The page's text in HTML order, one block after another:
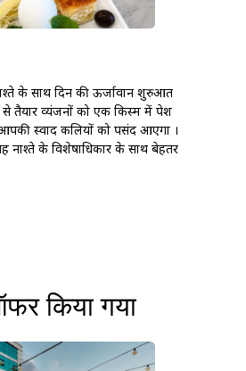
के साथ दिन की ऊर्जावान शुरुआत
से तैयार व्यंजनों को एक किस्म में पेश
स्वाद कलियों को पसंद आएगा ।
नाश्ते के विशेषाधिकार के साथ बेहतर
किया गया